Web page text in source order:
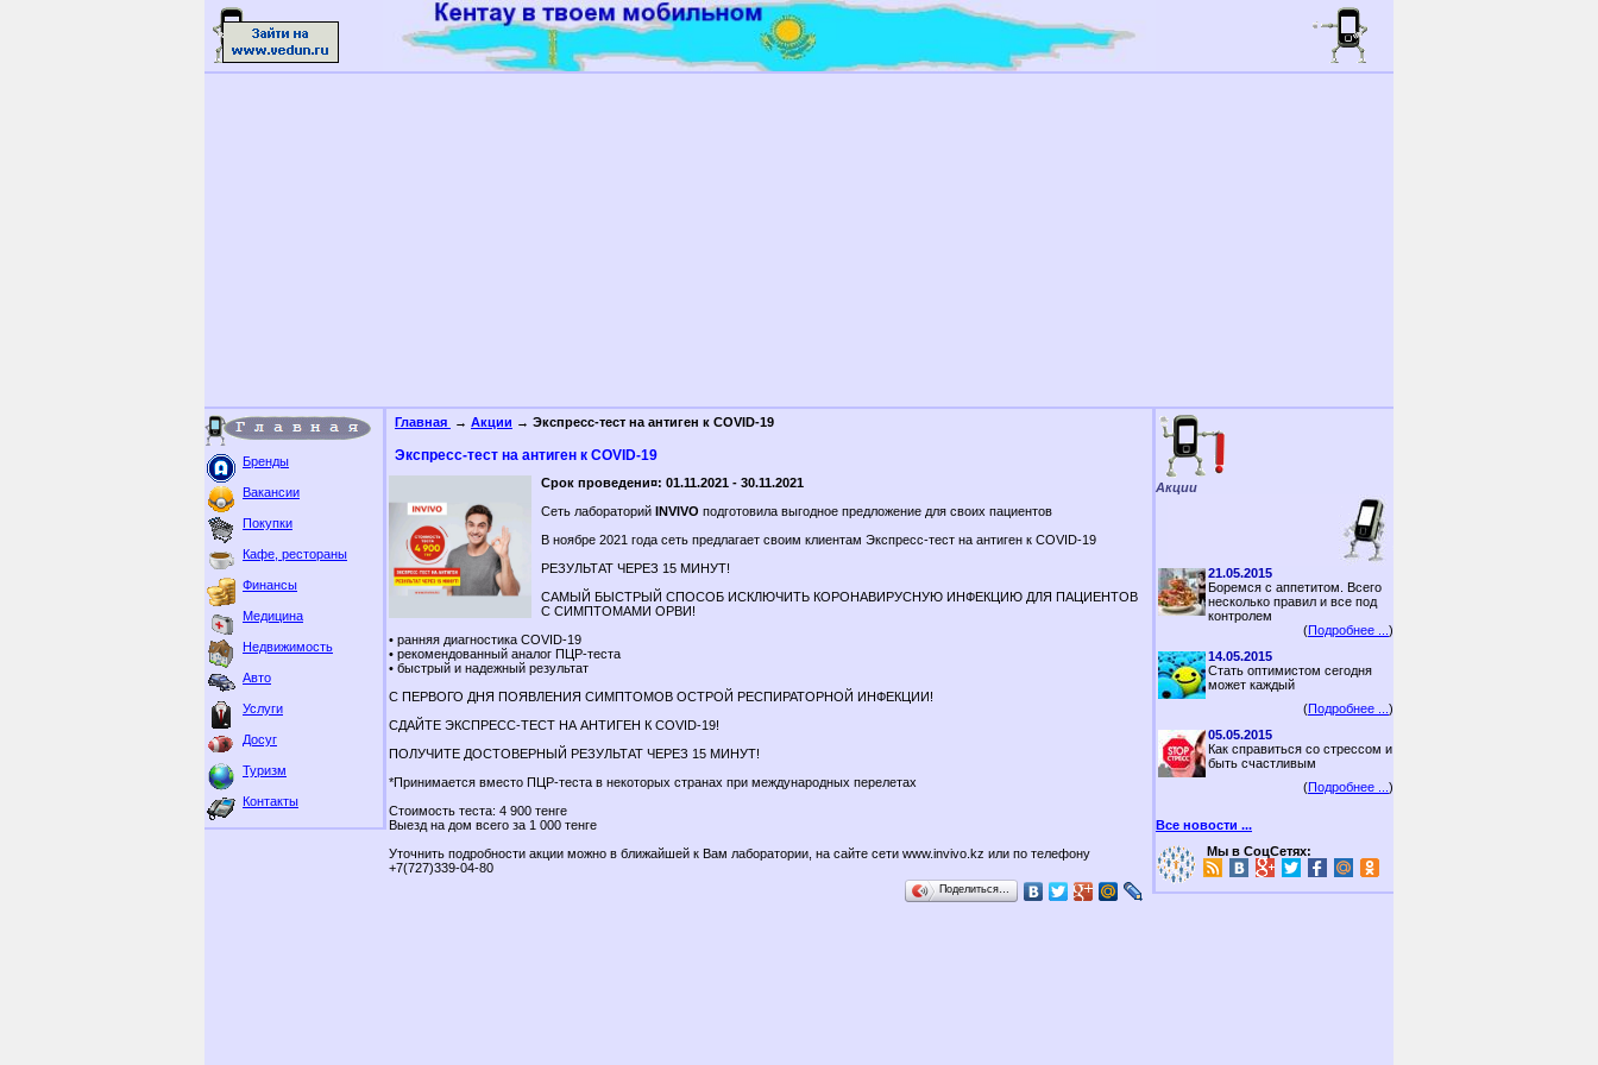
Бренды
Вакансии
Покупки
Кафе, рестораны
Финансы
Медицина
Недвижимость
Авто
Услуги
Досуг
Туризм
Контакты
Главная → Акции → Экспресс-тест на антиген к COVID-19
Экспресс-тест на антиген к COVID-19
Срок проведени¤: 01.11.2021 - 30.11.2021
Сеть лабораторий INVIVO подготовила выгодное предложение для своих пациентов
В ноябре 2021 года сеть предлагает своим клиентам Экспресс-тест на антиген к COVID-19
РЕЗУЛЬТАТ ЧЕРЕЗ 15 МИНУТ!
САМЫЙ БЫСТРЫЙ СПОСОБ ИСКЛЮЧИТЬ КОРОНАВИРУСНУЮ ИНФЕКЦИЮ ДЛЯ ПАЦИЕНТОВ
С СИМПТОМАМИ ОРВИ!
• ранняя диагностика COVID-19
• рекомендованный аналог ПЦР-теста
• быстрый и надежный результат
С ПЕРВОГО ДНЯ ПОЯВЛЕНИЯ СИМПТОМОВ ОСТРОЙ РЕСПИРАТОРНОЙ ИНФЕКЦИИ!
СДАЙТЕ ЭКСПРЕСС-ТЕСТ НА АНТИГЕН К COVID-19!
ПОЛУЧИТЕ ДОСТОВЕРНЫЙ РЕЗУЛЬТАТ ЧЕРЕЗ 15 МИНУТ!
*Принимается вместо ПЦР-теста в некоторых странах при международных перелетах
Стоимость теста: 4 900 тенге
Выезд на дом всего за 1 000 тенге
Уточнить подробности акции можно в ближайшей к Вам лаборатории, на сайте сети www.invivo.kz или по телефону
+7(727)339-04-80
Поделиться…
Акции
21.05.2015
Боремся с аппетитом. Всего
несколько правил и все под
контролем
(Подробнее ... )
14.05.2015
Стать оптимистом сегодня
может каждый
(Подробнее ... )
05.05.2015
Как справиться со стрессом и
быть счастливым
(Подробнее ... )
Все новости ...
Мы в СоцСетях: